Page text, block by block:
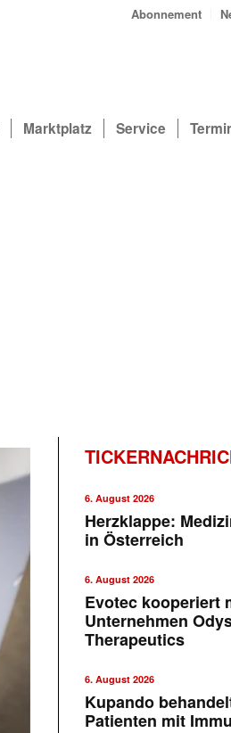
Abonnement
Marktplatz Service
6. August 2026
Herzklappe:
in Österreich
6. August 2026
Evotec kooperiert
Unternehmen
Therapeutics
6. August 2026
Kupando
Patienten mit